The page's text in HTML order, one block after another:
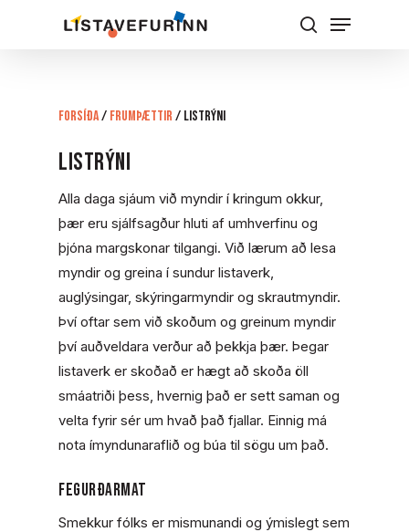
Menu
Forsíða/ FRUMÞÆTTIR / Listrýni
Listrýni
Alla daga sjáum við myndir í kringum okkur,
þær eru sjálfsagður hluti af umhverfinu og
þjóna margskonar tilgangi. Við lærum að lesa
myndir og greina í sundur listaverk,
auglýsingar, skýringarmyndir og skrautmyndir.
Því oftar sem við skoðum og greinum myndir
því auðveldara verður að þekkja þær. Þegar
listaverk er skoðað er hægt að skoða öll
smáatriði þess, hvernig það er sett saman og
velta fyrir sér um hvað það fjallar. Einnig má
nota ímyndunaraflið og búa til sögu um það.
Fegurðarmat
Smekkur fólks er mismunandi og ýmislegt sem